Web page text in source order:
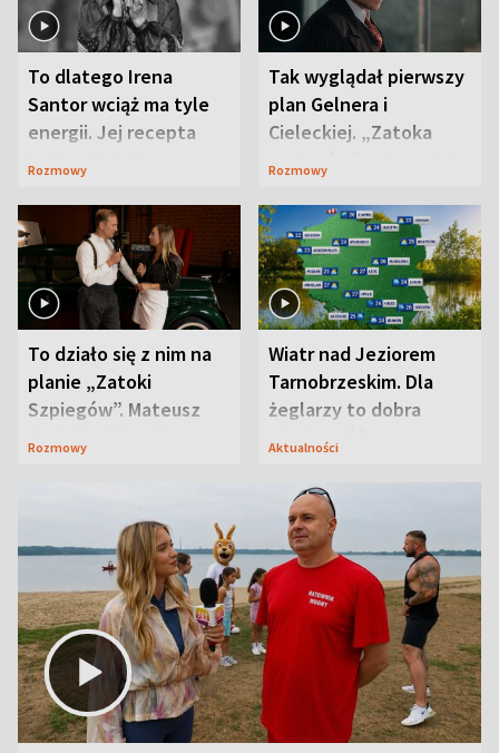
To dlatego Irena
Santor wciąż ma tyle
energii. Jej recepta
jest zaskakująco
Rozmowy
Tak wyglądał pierwszy
plan Gelnera i
Cieleckiej. „Zatoka
szpiegów” od razu ich
Rozmowy
To działo się z nim na
planie „Zatoki
Szpiegów”. Mateusz
Janicki odsłonił
Rozmowy
Wiatr nad Jeziorem
Tarnobrzeskim. Dla
żeglarzy to dobra
wiadomość
Aktualności